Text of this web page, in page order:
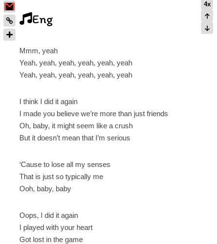
Eng
Mmm, yeah
Yeah, yeah, yeah, yeah, yeah, yeah
Yeah, yeah, yeah, yeah, yeah, yeah
I think I did it again
I made you believe we’re more than just friends
Oh, baby, it might seem like a crush
But it doesn’t mean that I’m serious
‘Cause to lose all my senses
That is just so typically me
Ooh, baby, baby
Oops, I did it again
I played with your heart
Got lost in the game
4x